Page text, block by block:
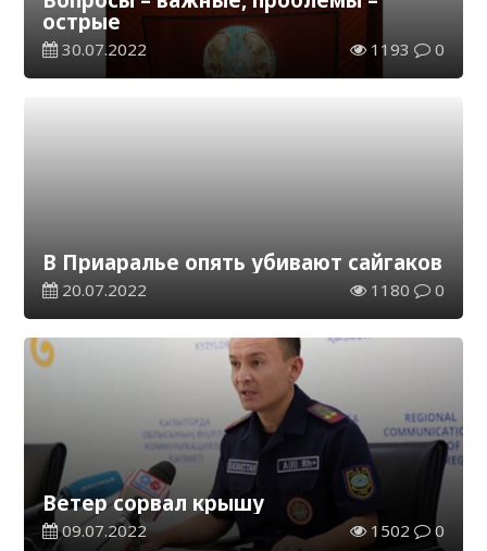
острые
30.07.2022 1193 0
В Приаралье опять убивают сайгаков
20.07.2022 1180 0
Ветер сорвал крышу
09.07.2022 1502 0